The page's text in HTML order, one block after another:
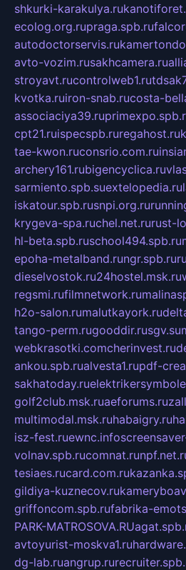
shkurki-karakulya.ru
ecolog.org.rupraga.spb.ru
autodoctorservis.ru
avto-vozim.rusakhcamera.ru
stroyavt.rucontrolweb1.ru
kvotka.ruiron-snab.rucosta-
associaciya39.ru
cpt21.ruispecspb.ruregahost.ru
tae-kwon.ruconsrio.com.ru
archery161.rubigencyclica.ru
sarmiento.spb.suextelopedia.ru
iskatour.spb.rusnpi.org.ru
krygeva-spa.ruchel.net.rurust-
hl-beta.spb.ruschool494.spb.ru
epoha-metalband.rungr.spb.ru
dieselvostok.ru24hostel.msk.ru
regsmi.rufilmnetwork.ru
h2o-salon.rumalutkayork.ru
tango-perm.rugooddir.rusgv.su
webkrasotki.comcherinvest.ru
ankou.spb.rualvesta1.rupdf-
sakhatoday.ru
golf2club.msk.ruaeforums.ru
multimodal.msk.ruhabaigry.ru
isz-fest.ruewnc.info
volnav.spb.rucomnat.ru
tesiaes.rucard.com.ru
gildiya-kuznecov.ru
griffoncom.spb.rufabrika-
PARK-MATROSOVA.RU
avtoyurist-moskva1.ru
dg-lab.ruangrup.ru